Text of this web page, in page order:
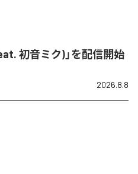
初音ミク)」を配信開始
2026.8.8